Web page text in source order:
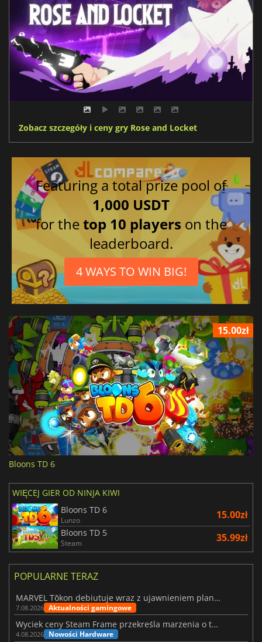
Zobacz szczegóły i ceny gry Rose and Locket
Featuring a total prize pool of
1,000 USDT
for thetop 10 players on the
leaderboard.
4 WAYS TO WIN BIG!
15.00zł
Bloons TD 6
WIĘCEJ GIER OD NINJA KIWI
Bloons TD 6
Lunzo 15.00zł
Bloons TD 5
Steam 35.99zł
POPULARNE TERAZ
MARVEL Tōkon debiutuje wraz z ujawnieniem planu rozwoju na pierwszy rok
7.08.2026 Aktualności gamingowe
Wyciek ceny Steam Frame przekreśla marzenia o tanim zestawie VR
4.08.2026 Nowości Hardware